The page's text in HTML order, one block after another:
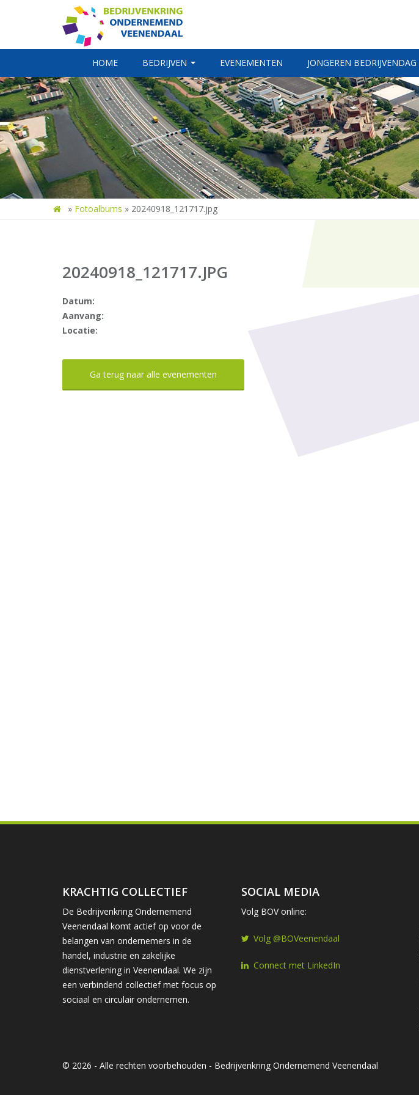
HOME BEDRIJVEN EVENEMENTEN JONGEREN BEDRIJVENDAG
» Fotoalbums » 20240918_121717.jpg
20240918_121717.JPG
Datum:
Aanvang:
Locatie:
Ga terug naar alle evenementen
KRACHTIG COLLECTIEF
De Bedrijvenkring Ondernemend
Veenendaal komt actief op voor de
belangen van ondernemers in de
handel, industrie en zakelijke
dienstverlening in Veenendaal. We zijn
een verbindend collectief met focus op
sociaal en circulair ondernemen.
SOCIAL MEDIA
Volg BOV online:
Volg @BOVeenendaal
Connect met LinkedIn
© 2026 - Alle rechten voorbehouden - Bedrijvenkring Ondernemend Veenendaal